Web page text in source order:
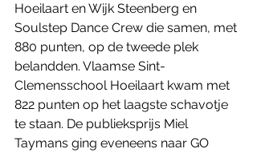
Hoeilaart en Wijk Steenberg en
Soulstep Dance Crew die samen, met
880 punten, op de tweede plek
belandden. Vlaamse Sint-
Clemensschool Hoeilaart kwam met
822 punten op het laagste schavotje
te staan. De publieksprijs Miel
Taymans ging eveneens naar GO